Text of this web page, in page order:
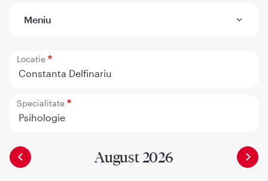
Meniu
Locatie
Constanta Delfinariu
Specialitate
Psihologie
August 2026